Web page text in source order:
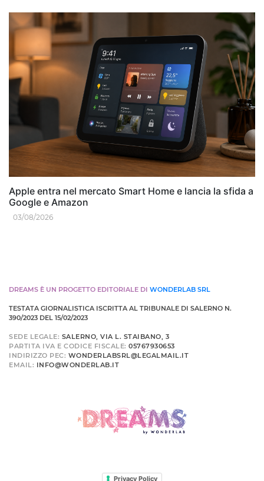
Apple entra nel mercato Smart Home e lancia la sfida a
Google e Amazon
03/08/2026
DREAMS È UN PROGETTO EDITORIALE DI WONDERLAB SRL
TESTATA GIORNALISTICA ISCRITTA AL TRIBUNALE DI SALERNO N.
390/2023 DEL 15/02/2023
SEDE LEGALE: SALERNO, VIA L. STAIBANO, 3
PARTITA IVA E CODICE FISCALE: 05767930653
INDIRIZZO PEC: WONDERLABSRL@LEGALMAIL.IT
EMAIL: INFO@WONDERLAB.IT
Privacy Policy